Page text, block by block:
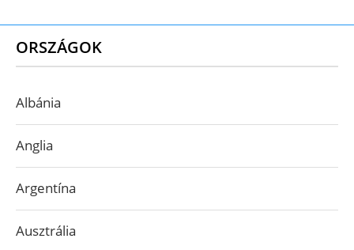
ORSZÁGOK
Albánia
Anglia
Argentína
Ausztrália